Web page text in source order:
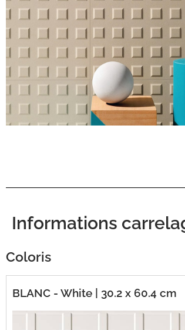
Informations
Coloris
BLANC - White | 30.2 x 60.4 cm